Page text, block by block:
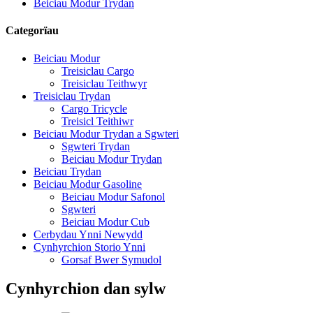
Beiciau Modur Trydan
Categorïau
Beiciau Modur
Treisiclau Cargo
Treisiclau Teithwyr
Treisiclau Trydan
Cargo Tricycle
Treisicl Teithiwr
Beiciau Modur Trydan a Sgwteri
Sgwteri Trydan
Beiciau Modur Trydan
Beiciau Trydan
Beiciau Modur Gasoline
Beiciau Modur Safonol
Sgwteri
Beiciau Modur Cub
Cerbydau Ynni Newydd
Cynhyrchion Storio Ynni
Gorsaf Bwer Symudol
Cynhyrchion dan sylw